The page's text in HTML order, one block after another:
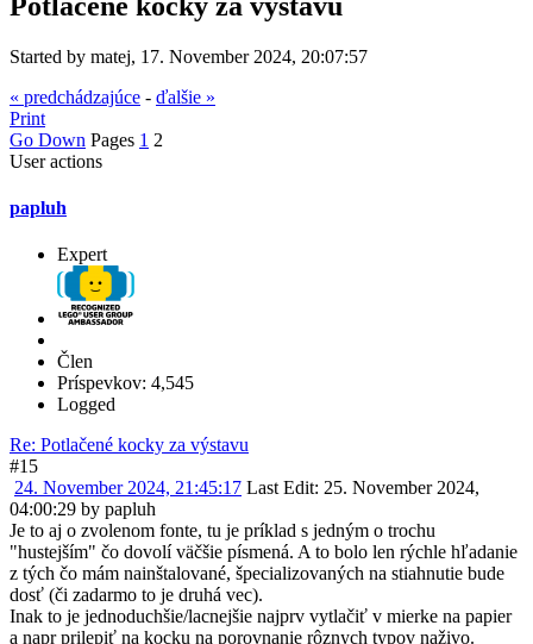
Started by matej, 17. November 2024, 20:07:57
« predchádzajúce - ďalšie »
Print
Go Down Pages 1 2
User actions
papluh
Expert
Člen
Príspevkov: 4,545
Logged
Re: Potlačené kocky za výstavu
#15
24. November 2024, 21:45:17 Last Edit: 25. November 2024,
04:00:29 by papluh
Je to aj o zvolenom fonte, tu je príklad s jedným o trochu
"hustejším" čo dovolí väčšie písmená. A to bolo len rýchle hľadanie
z tých čo mám nainštalované, špecializovaných na stiahnutie bude
dosť (či zadarmo to je druhá vec).
Inak to je jednoduchšie/lacnejšie najprv vytlačiť v mierke na papier
a napr prilepiť na kocku na porovnanie rôznych typov naživo.